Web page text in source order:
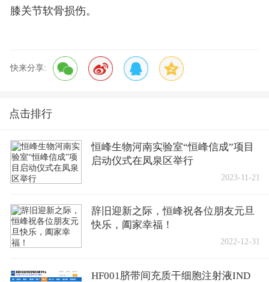
膝关节软骨损伤。
快来分享:
点击排行
恒峰生物河南实验室“恒峰信成”项目
启动仪式在凤泉区举行
2023-11-21
辞旧迎新之际，恒峰祝各位朋友元旦
快乐，阖家幸福！
2022-12-31
HF001脐带间充质干细胞注射液IND